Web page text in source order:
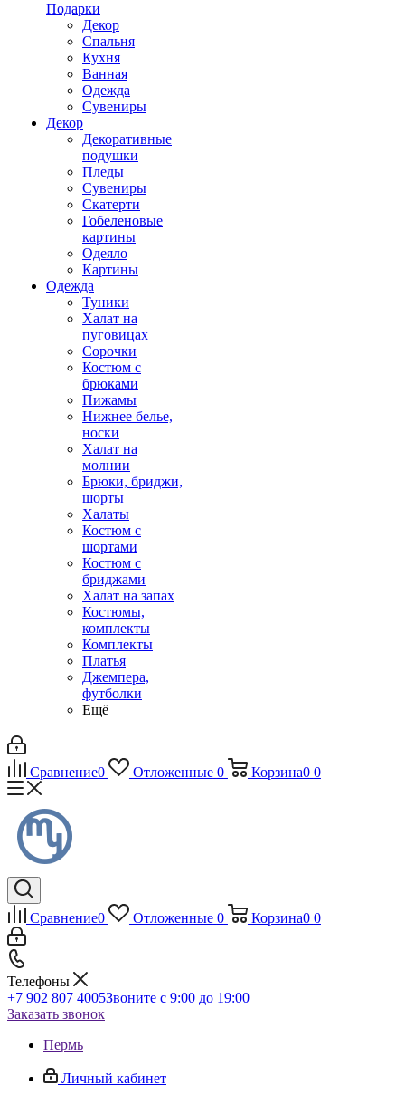
Подарки
Декор
Спальня
Кухня
Ванная
Одежда
Сувениры
Декор
Декоративные
подушки
Пледы
Сувениры
Скатерти
Гобеленовые
картины
Одеяло
Картины
Одежда
Туники
Халат на
пуговицах
Сорочки
Костюм с
брюками
Пижамы
Нижнее белье,
носки
Халат на
молнии
Брюки, бриджи,
шорты
Халаты
Костюм с
шортами
Костюм с
бриджами
Халат на запах
Костюмы,
комплекты
Комплекты
Платья
Джемпера,
футболки
Ещё
Сравнение0 Отложенные 0 Корзина0 0
Сравнение0 Отложенные 0 Корзина0 0
Телефоны
+7 902 807 4005Звоните с 9:00 до 19:00
Заказать звонок
Пермь
Личный кабинет